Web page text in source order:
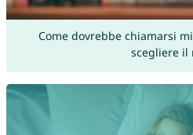
Come dovrebbe chiamarsi
scegliere il